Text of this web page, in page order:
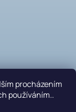
procházením
používáním..